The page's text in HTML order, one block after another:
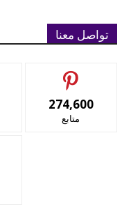
تواصل معنا
274,600
متابع